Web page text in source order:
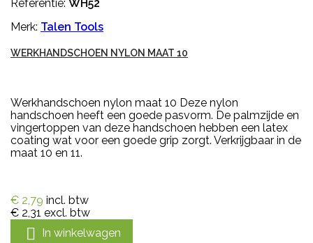
Referentie: WH52
Merk: Talen Tools
WERKHANDSCHOEN NYLON MAAT 10
Werkhandschoen nylon maat 10 Deze nylon
handschoen heeft een goede pasvorm. De palmzijde en
vingertoppen van deze handschoen hebben een latex
coating wat voor een goede grip zorgt. Verkrijgbaar in de
maat 10 en 11.
€ 2,79 incl. btw
€ 2,31 excl. btw
 In winkelwagen